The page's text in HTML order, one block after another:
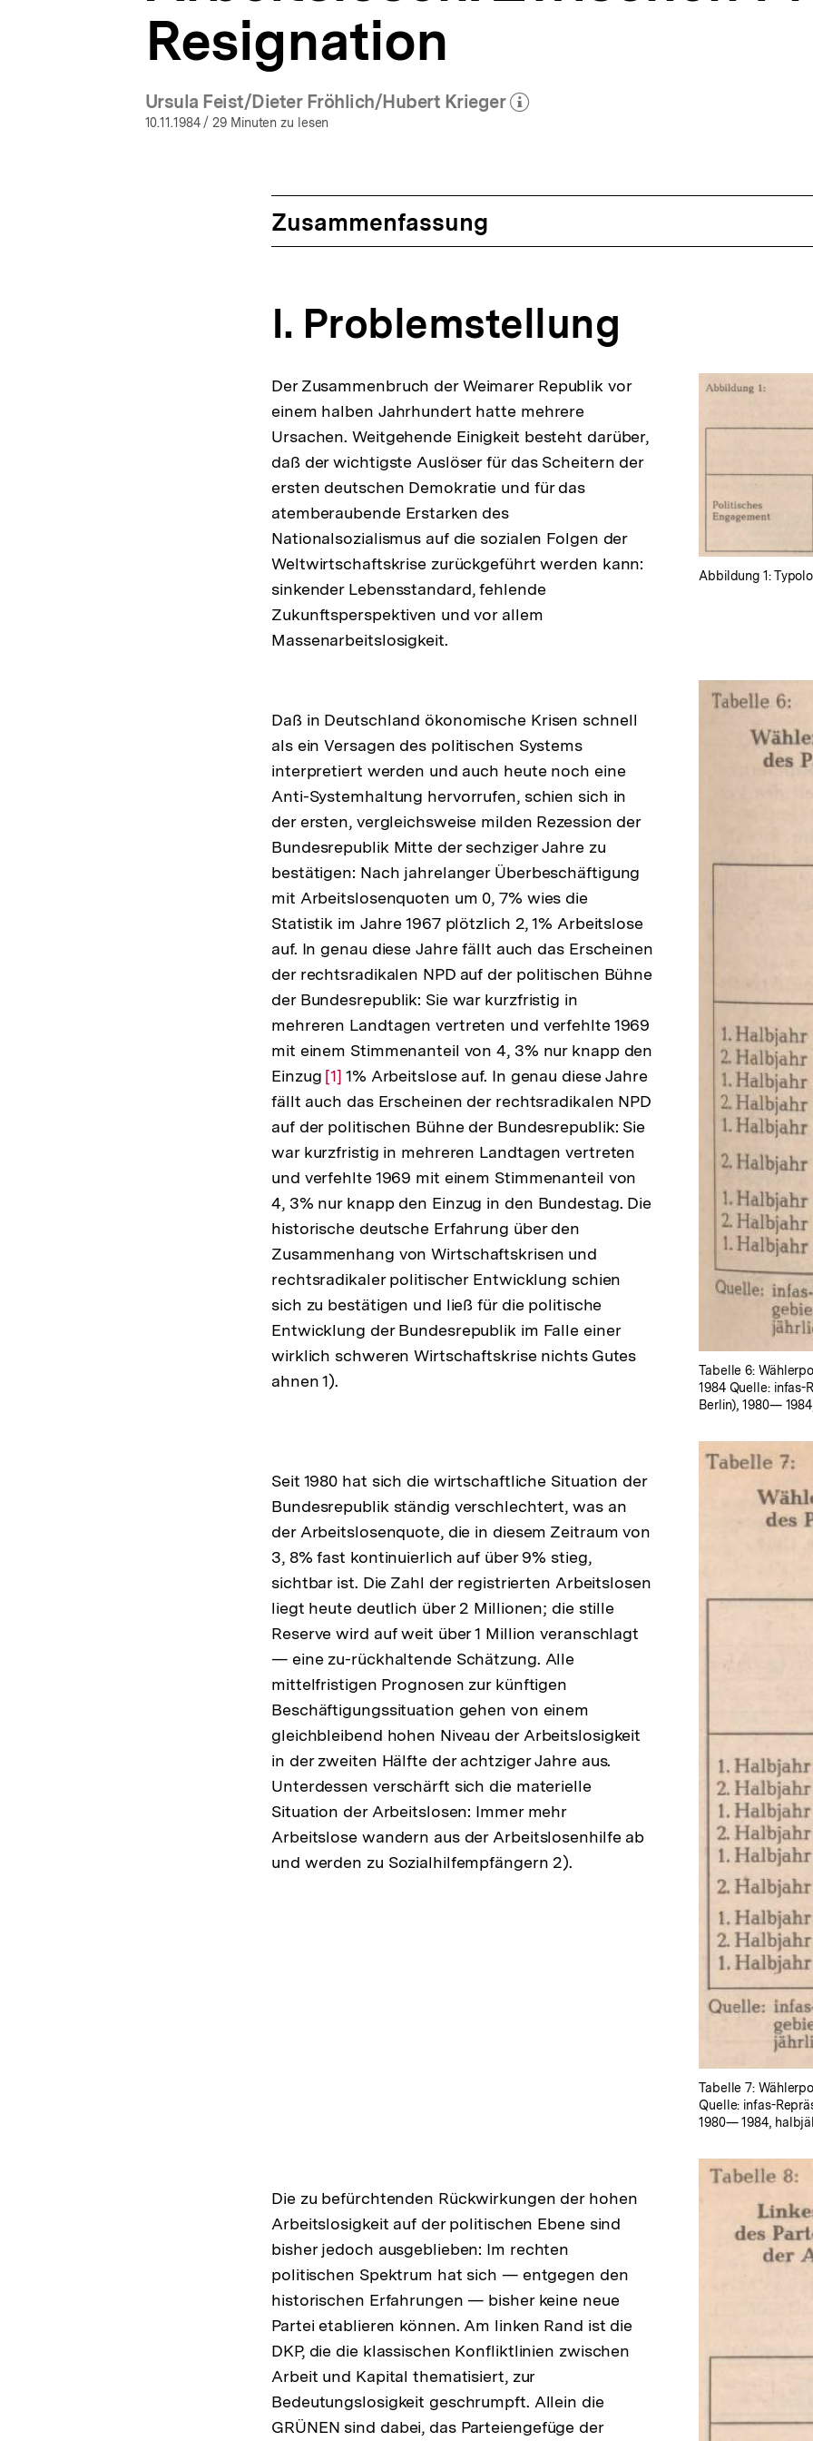
Resignation
Ursula Feist/Dieter Fröhlich/Hubert Krieger
(Mehr zum Autor)
10.11.1984/ 29 Minuten zu lesen
Zusammenfassung
I. Problemstellung
Abbildung 1:
Der Zusammenbruch der Weimarer Republik vor
einem halben Jahrhundert hatte mehrere
Ursachen. Weitgehende Einigkeit besteht darüber,
daß der wichtigste Auslöser für das Scheitern der
ersten deutschen Demokratie und für das
atemberaubende Erstarken des
Nationalsozialismus auf die sozialen Folgen der
Weltwirtschaftskrise zurückgeführt werden kann:
sinkender Lebensstandard, fehlende
Zukunftsperspektiven und vor allem
Massenarbeitslosigkeit.
Tabelle 6:
1984 Quelle: infas-
Berlin), 1980—
Daß in Deutschland ökonomische Krisen schnell
als ein Versagen des politischen Systems
interpretiert werden und auch heute noch eine
Anti-Systemhaltung hervorrufen, schien sich in
der ersten, vergleichsweise milden Rezession der
Bundesrepublik Mitte der sechziger Jahre zu
bestätigen: Nach jahrelanger Überbeschäftigung
mit Arbeitslosenquoten um 0, 7% wies die
Statistik im Jahre 1967 plötzlich 2, 1% Arbeitslose
auf. In genau diese Jahre fällt auch das Erscheinen
der rechtsradikalen NPD auf der politischen Bühne
der Bundesrepublik: Sie war kurzfristig in
mehreren Landtagen vertreten und verfehlte 1969
mit einem Stimmenanteil von 4, 3% nur knapp den
Einzug Zur
Auflösung
der
Fußnote
[1] 1% Arbeitslose auf. In genau diese Jahre
fällt auch das Erscheinen der rechtsradikalen NPD
auf der politischen Bühne der Bundesrepublik: Sie
war kurzfristig in mehreren Landtagen vertreten
und verfehlte 1969 mit einem Stimmenanteil von
4, 3% nur knapp den Einzug in den Bundestag. Die
historische deutsche Erfahrung über den
Zusammenhang von Wirtschaftskrisen und
rechtsradikaler politischer Entwicklung schien
sich zu bestätigen und ließ für die politische
Entwicklung der Bundesrepublik im Falle einer
wirklich schweren Wirtschaftskrise nichts Gutes
ahnen 1).
Tabelle 7:
Quelle: infas-
1980— 1984,
Seit 1980 hat sich die wirtschaftliche Situation der
Bundesrepublik ständig verschlechtert, was an
der Arbeitslosenquote, die in diesem Zeitraum von
3, 8% fast kontinuierlich auf über 9% stieg,
sichtbar ist. Die Zahl der registrierten Arbeitslosen
liegt heute deutlich über 2 Millionen; die stille
Reserve wird auf weit über 1 Million veranschlagt
— eine zu-rückhaltende Schätzung. Alle
mittelfristigen Prognosen zur künftigen
Beschäftigungssituation gehen von einem
gleichbleibend hohen Niveau der Arbeitslosigkeit
in der zweiten Hälfte der achtziger Jahre aus.
Unterdessen verschärft sich die materielle
Situation der Arbeitslosen: Immer mehr
Arbeitslose wandern aus der Arbeitslosenhilfe ab
und werden zu Sozialhilfempfängern 2).
Die zu befürchtenden Rückwirkungen der hohen
Arbeitslosigkeit auf der politischen Ebene sind
bisher jedoch ausgeblieben: Im rechten
politischen Spektrum hat sich — entgegen den
historischen Erfahrungen — bisher keine neue
Partei etablieren können. Am linken Rand ist die
DKP, die die klassischen Konfliktlinien zwischen
Arbeit und Kapital thematisiert, zur
Bedeutungslosigkeit geschrumpft. Allein die
GRÜNEN sind dabei, das Parteiengefüge der